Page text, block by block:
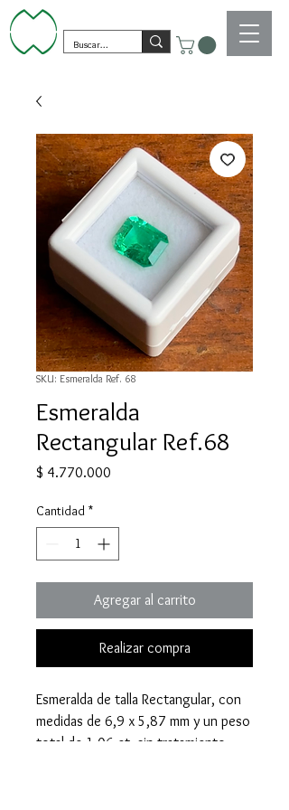
SKU: Esmeralda Ref. 68
Esmeralda
Rectangular Ref.68
$ 4.770.000
Cantidad *
Agregar al carrito
Realizar compra
Esmeralda de talla Rectangular, con
medidas de 6,9 x 5,87 mm y un peso
total de 1,06 ct, sin tratamiento.